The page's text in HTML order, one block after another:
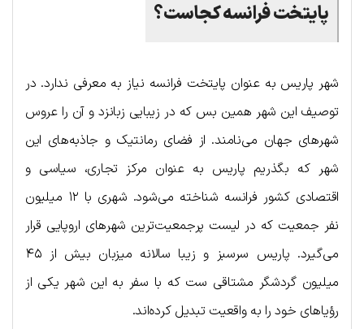
پایتخت فرانسه کجاست؟
شهر پاریس به عنوان پایتخت فرانسه نیاز به معرفی ندارد. در
توصیف این شهر همین بس که در زیبایی زبانزد و آن را عروس
شهرهای جهان می‌نامند. از فضای رمانتیک و جاذبه‌های این
شهر که بگذریم پاریس به عنوان مرکز تجاری، سیاسی و
اقتصادی کشور فرانسه شناخته می‌شود. شهری با ۱۲ میلیون
نفر جمعیت که در لیست پرجمعیت‌ترین شهرهای اروپایی قرار
می‌گیرد. پاریس سرسبز و زیبا سالانه میزبان بیش از ۴۵
میلیون گردشگر مشتاقی ست که با سفر به این شهر یکی از
رؤیاهای خود را به واقعیت تبدیل کرده‌اند.